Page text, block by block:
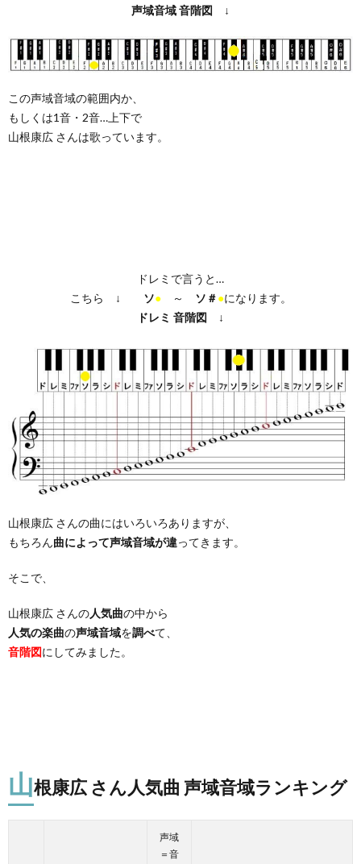
声域音域音階図 ↓
この声域音域の範囲内か、
もしくは1音・2音…上下で
山根康広 さんは歌っています。
ドレミで言うと…
こちら ↓
ソ●～ ソ＃●になります。
ドレミ 音階図 ↓
山根康広 さんの曲にはいろいろありますが、
もちろん曲によって声域音域が違ってきます。
そこで、
山根康広 さんの人気曲の中から
人気の楽曲の声域音域を調べて、
音階図にしてみました。
山根康広 さん人気曲 声域音域ランキング
声域
＝音